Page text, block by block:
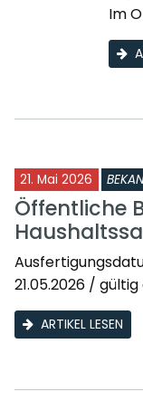
Im
21. Mai 2026
Öffentliche
21.05.2026 /
ARTIKEL LESEN